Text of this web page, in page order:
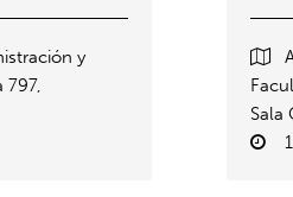
y
797,
Sala